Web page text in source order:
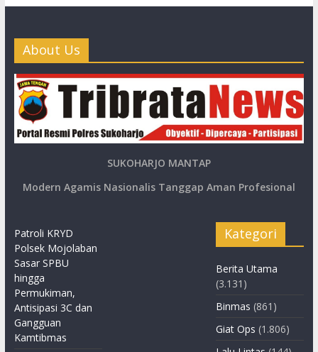
About Us
SUKOHARJO MANTAP
Modern Agamis Nasionalis Tanggap Aman Profesional
Patroli KRYD
Polsek Mojolaban
Sasar SPBU
hingga
Permukiman,
Antisipasi 3C dan
Gangguan
Kamtibmas
Kategori
Berita Utama
(3.131)
Binmas (861)
Giat Ops (1.806)